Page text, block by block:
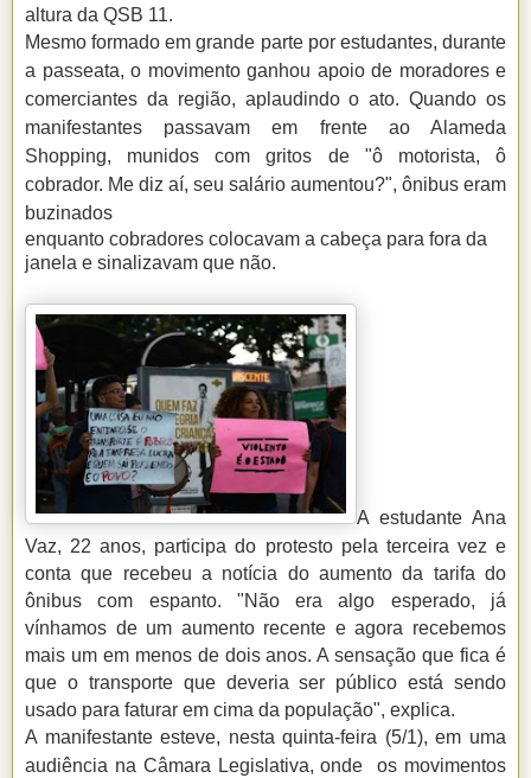
altura da QSB 11.
Mesmo formado em grande parte por estudantes, durante
a passeata, o movimento ganhou apoio de moradores e
comerciantes da região, aplaudindo o ato. Quando os
manifestantes passavam em frente ao Alameda
Shopping, munidos com gritos de "ô motorista, ô
cobrador. Me diz aí, seu salário aumentou?", ônibus eram
buzinados
enquanto cobradores colocavam a cabeça para fora da
janela e sinalizavam que não.
A estudante Ana
Vaz, 22 anos, participa do protesto pela terceira vez e
conta que recebeu a notícia do aumento da tarifa do
ônibus com espanto. "Não era algo esperado, já
vínhamos de um aumento recente e agora recebemos
mais um em menos de dois anos. A sensação que fica é
que o transporte que deveria ser público está sendo
usado para faturar em cima da população", explica.
A manifestante esteve, nesta quinta-feira (5/1), em uma
audiência na Câmara Legislativa, onde os movimentos